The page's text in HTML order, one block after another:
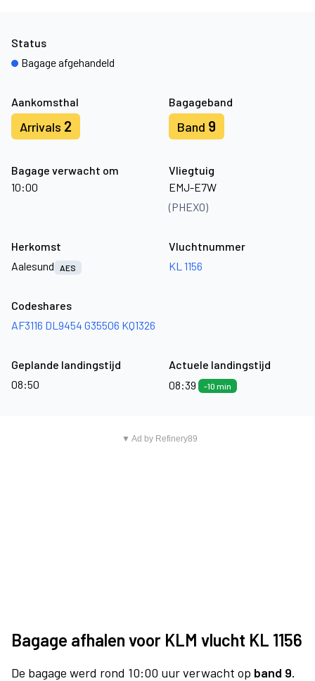
Aankomsthal
Arrivals 2
Bagageband
Band 9
Bagage verwacht om
10:00
Vliegtuig
EMJ-E7W
(PHEXO)
Status
Bagage afgehandeld
Herkomst
Aalesund
AES
Vluchtnummer
KL 1156
Codeshares
AF3116 DL9454 G35506 KQ1326
Geplande landingstijd
08:50
Actuele landingstijd
08:39
-10 min
▼ Ad by Refinery89
Bagage afhalen voor KLM vlucht KL 1156
De bagage werd rond 10:00 uur verwacht op band 9.